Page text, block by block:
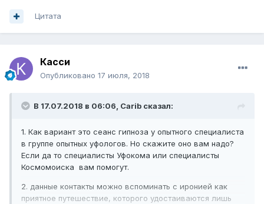
Цитата
Касси
Опубликовано 17 июля, 2018
В 17.07.2018 в 06:06, Carib сказал:
1. Как вариант это сеанс гипноза у опытного специалиста
в группе опытных уфологов. Но скажите оно вам надо?
Если да то специалисты Уфокома или специалисты
Космомоиска вам помогут.
2. данные контакты можно вспоминать с иронией как
приятное путешествие, которого удостаиваются лишь